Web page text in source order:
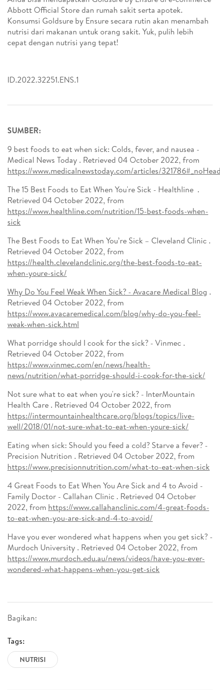
Bagikan:
Tags:
NUTRISI
Abbott Official Store dan rumah sakit serta apotek.
Konsumsi Goldsure by Ensure secara rutin akan menambah
nutrisi dari makanan untuk orang sakit. Yuk, pulih lebih
cepat dengan nutrisi yang tepat!
ID.2022.32251.ENS.1
SUMBER:
9 best foods to eat when sick: Colds, fever, and nausea -
Medical News Today . Retrieved 04 October 2022, from
https://www.medicalnewstoday.com/articles/
The 15 Best Foods to Eat When You're Sick - Healthline .
Retrieved 04 October 2022, from
https://www.healthline.com/nutrition/15-best-foods-when-
sick
The Best Foods to Eat When You’re Sick – Cleveland Clinic .
Retrieved 04 October 2022, from
https://health.clevelandclinic.org/the-best-foods-to-eat-
when-youre-sick/
Why Do You Feel Weak When Sick? - Avacare Medical Blog .
Retrieved 04 October 2022, from
https://www.avacaremedical.com/blog/why-do-you-feel-
weak-when-sick.html
What porridge should I cook for the sick? - Vinmec .
Retrieved 04 October 2022, from
https://www.vinmec.com/en/news/health-
news/nutrition/what-porridge-should-i-cook-for-the-sick/
Not sure what to eat when you're sick? - InterMountain
Health Care . Retrieved 04 October 2022, from
https://intermountainhealthcare.org/blogs/topics/live-
well/2018/01/not-sure-what-to-eat-when-youre-sick/
Eating when sick: Should you feed a cold? Starve a fever? -
Precision Nutrition . Retrieved 04 October 2022, from
https://www.precisionnutrition.com/what-to-eat-when-sick
4 Great Foods to Eat When You Are Sick and 4 to Avoid -
Family Doctor - Callahan Clinic . Retrieved 04 October
2022, from https://www.callahanclinic.com/4-great-foods-
to-eat-when-you-are-sick-and-4-to-avoid/
Have you ever wondered what happens when you get sick? -
Murdoch University . Retrieved 04 October 2022, from
https://www.murdoch.edu.au/news/videos/have-you-ever-
wondered-what-happens-when-you-get-sick